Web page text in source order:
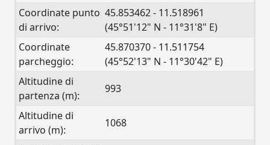
Coordinate punto
di arrivo:
45.853462 - 11.518961
(45°51'12" N - 11°31'8" E)
Coordinate
parcheggio:
45.870370 - 11.511754
(45°52'13" N - 11°30'42" E)
Altitudine di
partenza (m):
993
Altitudine di
arrivo (m):
1068